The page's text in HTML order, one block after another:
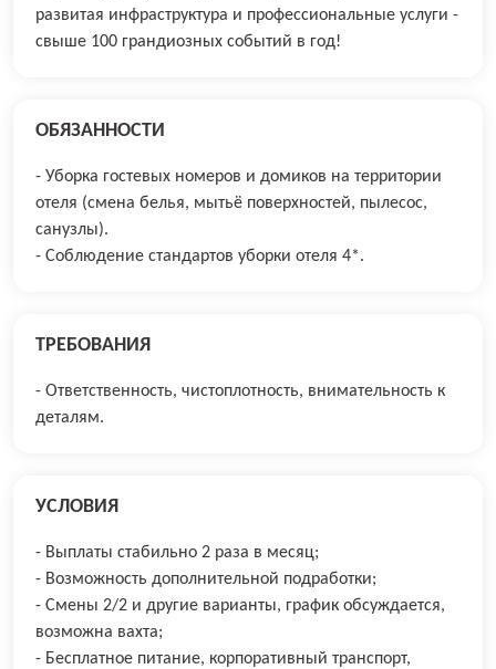
развитая инфраструктура и профессиональные услуги -
cвыше 100 грандиозных событий в год!
ОБЯЗАННОСТИ
- Уборка гостевых номеров и домиков на территории
отеля (смена белья, мытьё поверхностей, пылесос,
санузлы).
- Соблюдение стандартов уборки отеля 4*.
ТРЕБОВАНИЯ
- Ответственность, чистоплотность, внимательность к
деталям.
УСЛОВИЯ
- Выплаты стабильно 2 раза в месяц;
- Возможность дополнительной подработки;
- Смены 2/2 и другие варианты, график обсуждается,
возможна вахта;
- Бесплатное питание, корпоративный транспорт,